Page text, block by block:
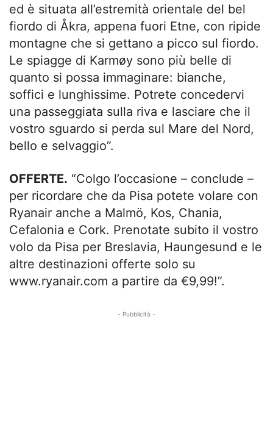
ed è situata all’estremità orientale del bel
fiordo di Åkra, appena fuori Etne, con ripide
montagne che si gettano a picco sul fiordo.
Le spiagge di Karmøy sono più belle di
quanto si possa immaginare: bianche,
soffici e lunghissime. Potrete concedervi
una passeggiata sulla riva e lasciare che il
vostro sguardo si perda sul Mare del Nord,
bello e selvaggio”.
OFFERTE. “Colgo l’occasione – conclude –
per ricordare che da Pisa potete volare con
Ryanair anche a Malmö, Kos, Chania,
Cefalonia e Cork. Prenotate subito il vostro
volo da Pisa per Breslavia, Haungesund e le
altre destinazioni offerte solo su
www.ryanair.com a partire da €9,99!”.
- Pubblicità -